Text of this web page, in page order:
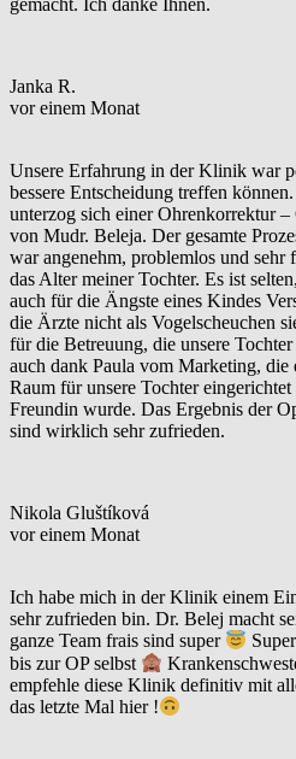
gemacht. Ich danke Ihnen.
Janka R.
vor einem Monat
Unsere Erfahrung in der Klinik war
bessere Entscheidung treffen
unterzog sich einer Ohrenkorrektur
von Mudr. Beleja. Der gesamte
war angenehm, problemlos und sehr
das Alter meiner Tochter. Es ist
auch für die Ängste eines Kindes
die Ärzte nicht als Vogelscheuchen
für die Betreuung, die unsere
auch dank Paula vom Marketing, die
Raum für unsere Tochter
Freundin wurde. Das Ergebnis der
sind wirklich sehr zufrieden.
Nikola Gluštíková
vor einem Monat
Ich habe mich in der Klinik einem
sehr zufrieden bin. Dr. Belej macht
ganze Team frais sind super
bis zur OP selbst
empfehle diese Klinik definitiv mit
das letzte Mal hier !